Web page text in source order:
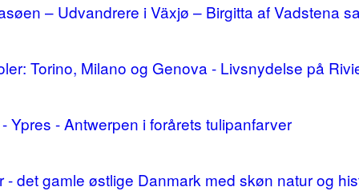
– Udvandrere i Växjø – Birgitta af Vadstena
Torino, Milano og Genova - Livsnydelse på
Ypres - Antwerpen i forårets tulipanfarver
det gamle østlige Danmark med skøn natur og